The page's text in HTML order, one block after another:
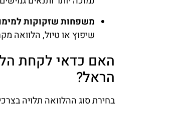
משפחות שזקוקות
שיפוץ או טיול, הלוואה
האם כדאי לקחת
הראל?
בחירת סוג ההלוואה תלויה